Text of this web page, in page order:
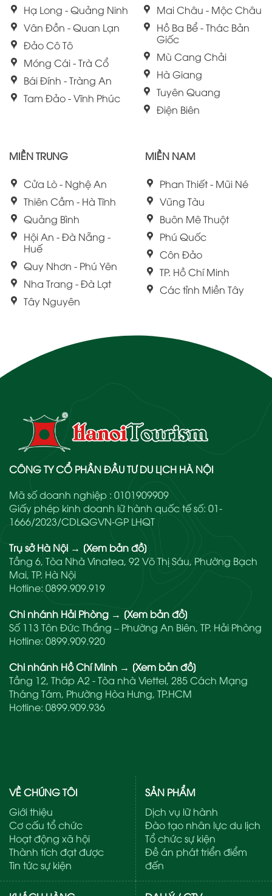
Hạ Long - Quảng Ninh
Vân Đồn - Quan Lạn
Đảo Cô Tô
Móng Cái - Trà Cổ
Bái Đính - Tràng An
Tam Đảo - Vĩnh Phúc
Mai Châu - Mộc Châu
Hồ Ba Bể - Thác Bản
Giốc
Mù Cang Chải
Hà Giang
Tuyên Quang
Điện Biên
MIỀN TRUNG
Cửa Lò - Nghệ An
Thiên Cầm - Hà Tĩnh
Quảng Bình
Hội An - Đà Nẵng -
Huế
Quy Nhơn - Phú Yên
Nha Trang - Đà Lạt
Tây Nguyên
MIỀN NAM
Phan Thiết - Mũi Né
Vũng Tàu
Buôn Mê Thuột
Phú Quốc
Côn Đảo
TP. Hồ Chí Minh
Các tỉnh Miền Tây
CÔNG TY CỔ PHẦN ĐẦU TƯ DU LỊCH HÀ NỘI
Mã số doanh nghiệp : 0101909909
Giấy phép kinh doanh lữ hành quốc tế số: 01-
1666/2023/CDLQGVN-GP LHQT
Trụ sở Hà Nội → [Xem bản đồ]
Tầng 6, Tòa Nhà Vinatea, 92 Võ Thị Sáu, Phường Bạch
Mai, TP. Hà Nội
Hotline: 0899.909.919
Chi nhánh Hải Phòng → [Xem bản đồ]
Số 113 Tôn Đức Thắng – Phường An Biên, TP. Hải Phòng
Hotline: 0899.909.920
Chi nhánh Hồ Chí Minh → [Xem bản đồ]
Tầng 12, Tháp A2 - Tòa nhà Viettel, 285 Cách Mạng
Tháng Tám, Phường Hòa Hưng, TP.HCM
Hotline: 0899.909.936
VỀ CHÚNG TÔI
Giới thiệu
Cơ cấu tổ chức
Hoạt động xã hội
Thành tích đạt được
Tin tức sự kiện
SẢN PHẨM
Dịch vụ lữ hành
Đào tạo nhân lực du lịch
Tổ chức sự kiện
Đề án phát triển điểm
đến